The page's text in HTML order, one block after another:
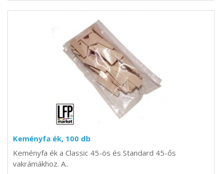
Keményfa ék, 100 db
Keményfa ék a Classic 45-ös és Standard 45-ős
vakrámákhoz. A..